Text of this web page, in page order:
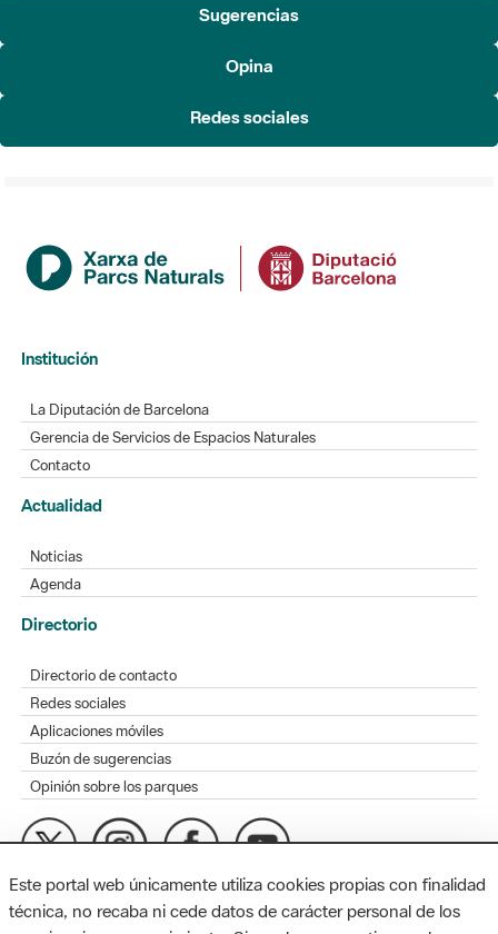
Sugerencias
Opina
Redes sociales
Institución
La Diputación de Barcelona
Gerencia de Servicios de Espacios Naturales
Contacto
Actualidad
Noticias
Agenda
Directorio
Directorio de contacto
Redes sociales
Aplicaciones móviles
Buzón de sugerencias
Opinión sobre los parques
MAPA WEB AVISO LEGAL ACCESIBILIDAD
Este portal web únicamente utiliza cookies propias con finalidad
técnica, no recaba ni cede datos de carácter personal de los